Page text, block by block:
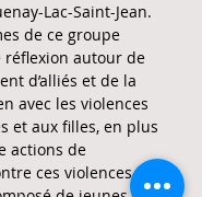
Lac-Saint-Jean.
de ce groupe
autour de
d’alliés et de la
avec les violences
et aux filles, en plus
actions de
ces violences. Un